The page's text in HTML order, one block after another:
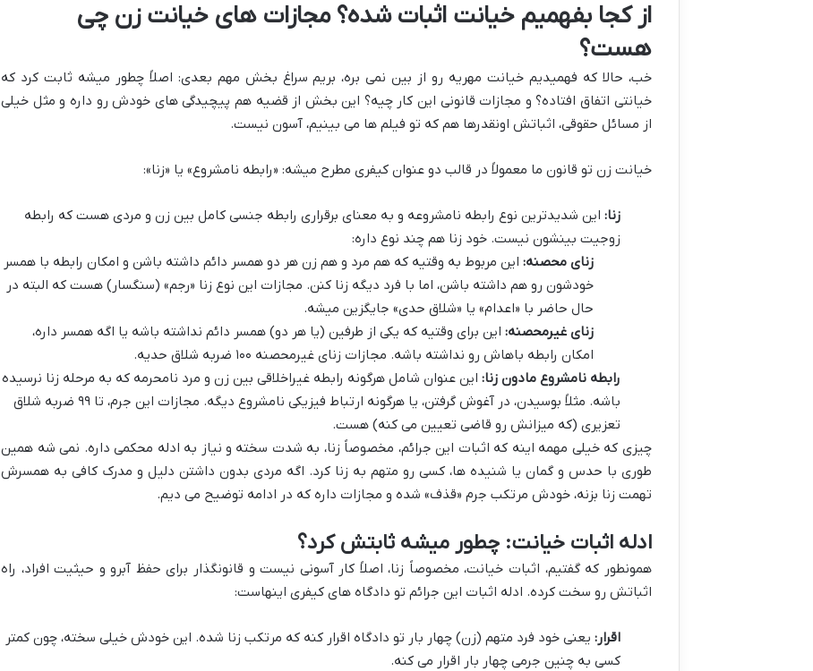
از کجا بفهمیم خیانت اثبات شده؟ مجازات های خیانت زن چی
هست؟
خب، حالا که فهمیدیم خیانت مهریه رو از بین نمی بره، بریم سراغ بخش مهم بعدی: اصلاً چطور میشه ثابت کرد که
خیانتی اتفاق افتاده؟ و مجازات قانونی این کار چیه؟ این بخش از قضیه هم پیچیدگی های خودش رو داره و مثل خیلی
از مسائل حقوقی، اثباتش اونقدرها هم که تو فیلم ها می بینیم، آسون نیست.
خیانت زن تو قانون ما معمولاً در قالب دو عنوان کیفری مطرح میشه: «رابطه نامشروع» یا «زنا»:
زنا: این شدیدترین نوع رابطه نامشروعه و به معنای برقراری رابطه جنسی کامل بین زن و مردی هست که رابطه
زوجیت بینشون نیست. خود زنا هم چند نوع داره:
زنای محصنه: این مربوط به وقتیه که هم مرد و هم زن هر دو همسر دائم داشته باشن و امکان رابطه با همسر
خودشون رو هم داشته باشن، اما با فرد دیگه زنا کنن. مجازات این نوع زنا «رجم» (سنگسار) هست که البته در
حال حاضر با «اعدام» یا «شلاق حدی» جایگزین میشه.
زنای غیرمحصنه: این برای وقتیه که یکی از طرفین (یا هر دو) همسر دائم نداشته باشه یا اگه همسر داره،
امکان رابطه باهاش رو نداشته باشه. مجازات زنای غیرمحصنه ۱۰۰ ضربه شلاق حدیه.
رابطه نامشروع مادون زنا: این عنوان شامل هرگونه رابطه غیراخلاقی بین زن و مرد نامحرمه که به مرحله زنا نرسیده
باشه. مثلاً بوسیدن، در آغوش گرفتن، یا هرگونه ارتباط فیزیکی نامشروع دیگه. مجازات این جرم، تا ۹۹ ضربه شلاق
تعزیری (که میزانش رو قاضی تعیین می کنه) هست.
چیزی که خیلی مهمه اینه که اثبات این جرائم، مخصوصاً زنا، به شدت سخته و نیاز به ادله محکمی داره. نمی شه همین
طوری با حدس و گمان یا شنیده ها، کسی رو متهم به زنا کرد. اگه مردی بدون داشتن دلیل و مدرک کافی به همسرش
تهمت زنا بزنه، خودش مرتکب جرم «قذف» شده و مجازات داره که در ادامه توضیح می دیم.
ادله اثبات خیانت: چطور میشه ثابتش کرد؟
همونطور که گفتیم، اثبات خیانت، مخصوصاً زنا، اصلاً کار آسونی نیست و قانونگذار برای حفظ آبرو و حیثیت افراد، راه
اثباتش رو سخت کرده. ادله اثبات این جرائم تو دادگاه های کیفری اینهاست:
اقرار: یعنی خود فرد متهم (زن) چهار بار تو دادگاه اقرار کنه که مرتکب زنا شده. این خودش خیلی سخته، چون کمتر
کسی به چنین جرمی چهار بار اقرار می کنه.